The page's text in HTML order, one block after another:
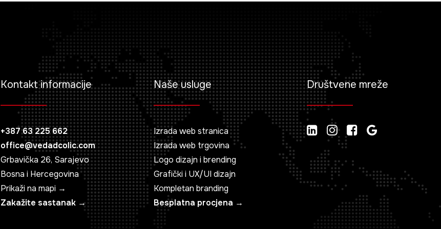
Kontakt informacije
+387 63 225 662
office@vedadcolic.com
Grbavička 26, Sarajevo
Bosna i Hercegovina
Prikaži na mapi →
Zakažite sastanak →
Naše usluge
Izrada web stranica
Izrada web trgovina
Logo dizajn i brending
Grafički i UX/UI dizajn
Kompletan branding
Besplatna procjena →
Društvene mreže